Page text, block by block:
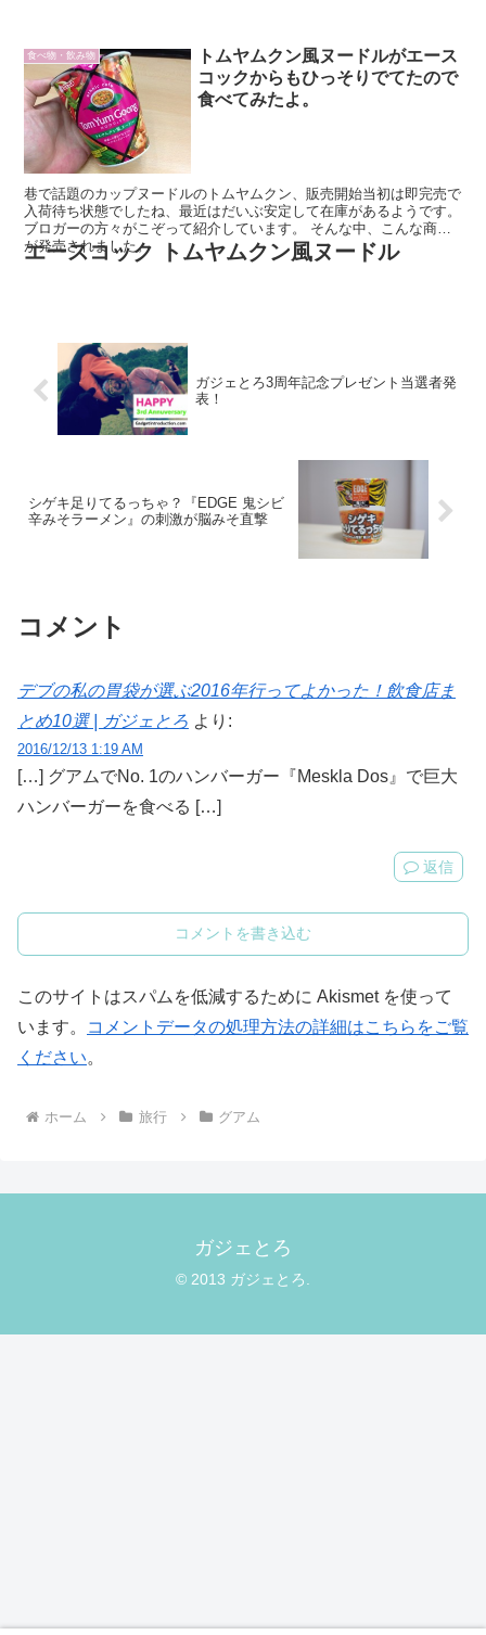
食べ物・飲み物
トムヤムクン風ヌードルがエース
コックからもひっそりでてたので
食べてみたよ。
巷で話題のカップヌードルのトムヤムクン、販売開始当初は即完売で
入荷待ち状態でしたね、最近はだいぶ安定して在庫があるようです。
ブロガーの方々がこぞって紹介しています。 そんな中、こんな商品
が発売されました。
エースコック トムヤムクン風ヌードル
ガジェとろ3周年記念プレゼント当選者発
表！
シゲキ足りてるっちゃ？『EDGE 鬼シビ
辛みそラーメン』の刺激が脳みそ直撃
コメント
デブの私の胃袋が選ぶ2016年行ってよかった！飲食店ま
とめ10選 | ガジェとろ より:
2016/12/13 1:19 AM
[…] グアムでNo. 1のハンバーガー『Meskla Dos』で巨大
ハンバーガーを食べる […]
返信
コメントを書き込む
このサイトはスパムを低減するために Akismet を使って
います。
コメントデータの処理方法の詳細はこちらをご覧
ください。
ホーム 旅行 グアム
ガジェとろ
© 2013 ガジェとろ.